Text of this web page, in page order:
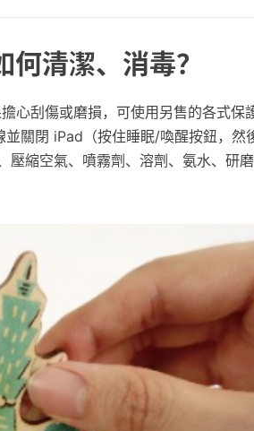
清潔、消毒？
心刮傷或磨損，可使用另售的各式保
關閉 iPad（按住睡眠/喚醒按鈕，然
壓縮空氣、噴霧劑、溶劑、氨水、研